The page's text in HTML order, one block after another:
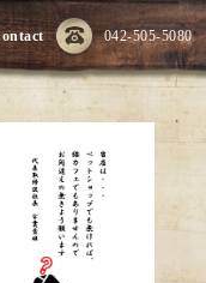
042-505-5080